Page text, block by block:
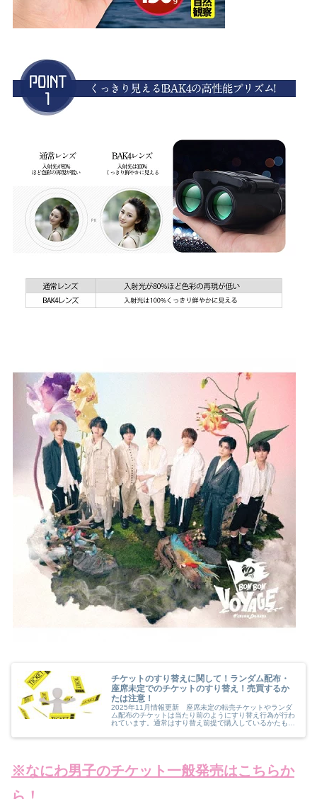
チケットのすり替えに関して！ランダム配布・
座席未定でのチケットのすり替え！売買するか
たは注意！
2025年11月情報更新 座席未定の転売チケットやランダ
ム配布のチケットは当たり前のようにすり替え行為が行わ
れています。通常はすり替え前提で購入しているかたも多
2次先行だったりなど悪質なす...
※なにわ男子のチケット一般発売はこちらか
ら！